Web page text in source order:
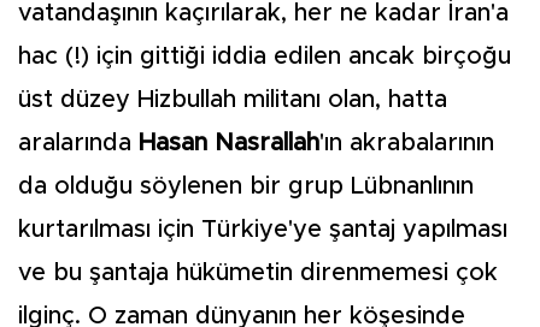
vatandaşının kaçırılarak, her ne kadar İran'a
hac (!) için gittiği iddia edilen ancak birçoğu
üst düzey Hizbullah militanı olan, hatta
aralarında Hasan Nasrallah'ın akrabalarının
da olduğu söylenen bir grup Lübnanlının
kurtarılması için Türkiye'ye şantaj yapılması
ve bu şantaja hükümetin direnmemesi çok
ilginç. O zaman dünyanın her köşesinde